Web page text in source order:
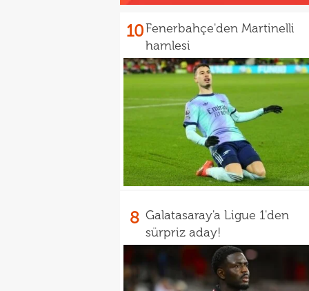
10Fenerbahçe'den Martinelli
hamlesi
8 Galatasaray'a Ligue 1'den
sürpriz aday!